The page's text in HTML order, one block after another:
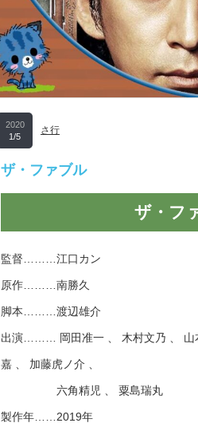
2020
1/5
さ行
ザ・ファブル
ザ・フ
監督………江口カン
原作………南勝久
脚本………渡辺雄介
出演……… 岡田准一 、 木村文乃 、 山
嘉 、 加藤虎ノ介 、
六角精児 、 粟
製作年……2019年